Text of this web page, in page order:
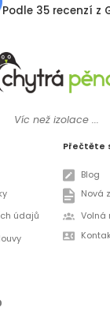
Podle 35 recenzí z
Víc než izolace ...
údajů
Přečtěte
Blog
Nová
Volná